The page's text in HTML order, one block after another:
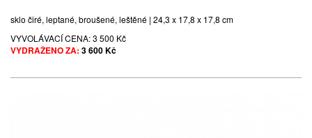
sklo čiré, leptané, broušené, leštěné | 24,3 x 17,8 x 17,8 cm
VYVOLÁVACÍ CENA:3 500 Kč
VYDRAŽENO ZA: 3 600 Kč